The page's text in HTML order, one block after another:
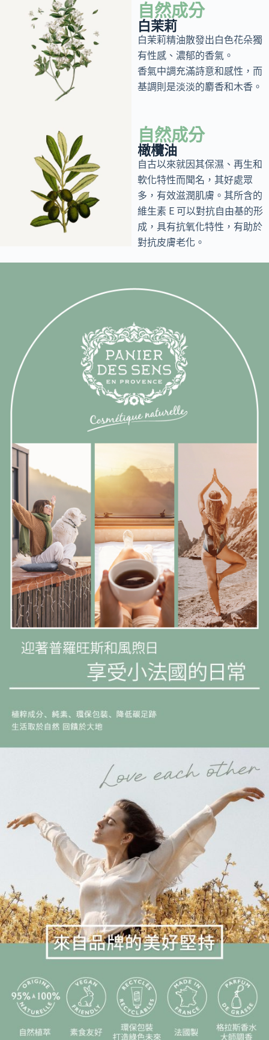
自然成分
白茉莉
白茉莉精油散發出白色花朵獨
有性感、濃郁的香氣。
香氣中調充滿詩意和感性，而
基調則是淡淡的麝香和木香。
自然成分
橄欖油
自古以來就因其保濕、再生和
軟化特性而聞名，其好處眾
多，有效滋潤肌膚。其所含的
維生素 E 可以對抗自由基的形
成，具有抗氧化特性，有助於
對抗皮膚老化。